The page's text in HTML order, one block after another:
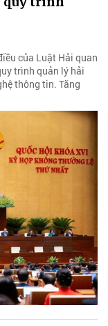
của Luật Hải quan
trình quản lý hải
thông tin. Tăng